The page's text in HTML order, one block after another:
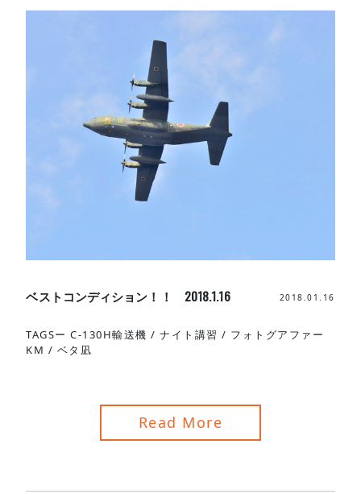
ベストコンディション！！ 2018.1.16 2018.01.16
TAGSーC-130H輸送機 /ナイト講習 / フォトグアファー
KM / ベタ凪
Read More